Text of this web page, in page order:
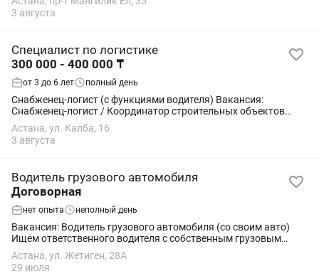
3 августа
Специалист по логистике
300 000 - 400 000 ₸
от 3 до 6 лет полный день
Снабженец-логист (с функциями водителя) Вакансия:
Снабженец-логист / Координатор строительных объектов
Компания ADS Group приглашает в команду снабженца-
логиста для работы с объектами по инженерным...
Астана, ул. Калба, 16
3 августа
Водитель грузового автомобиля
Договорная
нет опыта неполный день
Вакансия: Водитель грузового автомобиля (со своим авто)
Ищем ответственного водителя с собственным грузовым
автомобилем для работы с фулфилмент-складами.
Обязанности: - Доставка товаров на склады...
Астана, ул. Жетиген, 28А
29 июля